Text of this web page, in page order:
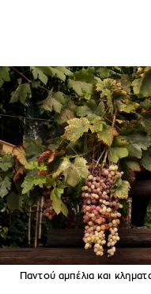
Παντού αμπέλια και